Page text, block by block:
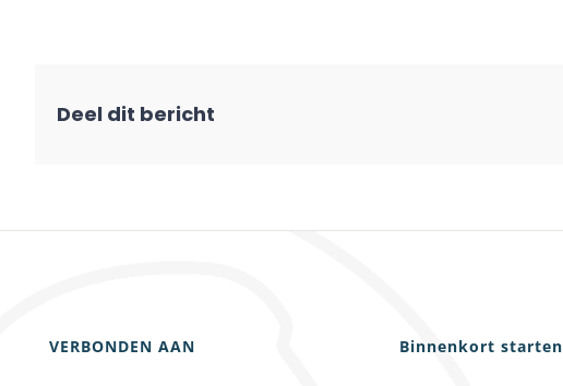
VERBONDEN AAN Binnenkort starten